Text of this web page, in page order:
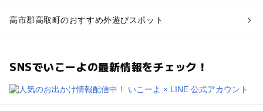
高市郡高取町のおすすめ外遊びスポット
SNSでいこーよの最新情報をチェック！